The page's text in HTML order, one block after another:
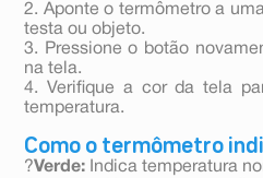
2. Aponte o termômetro a
testa ou objeto.
3. Pressione o botão
na tela.
4. Verifique a cor da tela
temperatura.
Como o termômetro
?Verde: Indica temperatura